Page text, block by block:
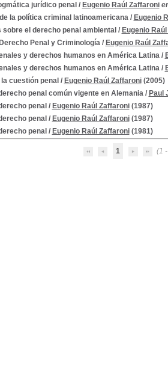
jurídico penal / Eugenio Raúl Zaffaroni
la política criminal latinoamericana/ Eugenio
sobre el derecho penal ambiental / Eugenio
Penal y Criminología/ Eugenio Raúl
y derechos humanos en América Latina/
y derechos humanos en América Latina/
cuestión penal / Eugenio Raúl Zaffaroni(2005)
penal común vigente en Alemania/ Paul
penal / Eugenio Raúl Zaffaroni(1987)
penal / Eugenio Raúl Zaffaroni(1987)
penal / Eugenio Raúl Zaffaroni(1981)
1 (1